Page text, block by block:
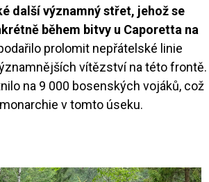
další významný střet, jehož se
během bitvy u Caporetta na
prolomit nepřátelské linie
vítězství na této frontě.
na 9 000 bosenských vojáků, což
v tomto úseku.